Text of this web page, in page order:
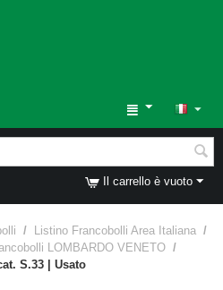
Il carrello è vuoto
/ Listino Francobolli Area Italiana /
LOMBARDO VENETO /
S.33 | Usato